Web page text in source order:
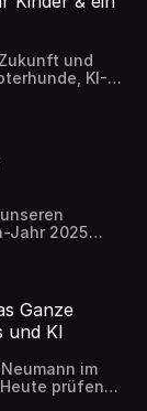
Show?
und
KI-
direkt von der
hinterfragt
Jahr 2025
Themen
2025. Zum
und teilen
Ganze
und KI
im
prüfen
Nächstes?